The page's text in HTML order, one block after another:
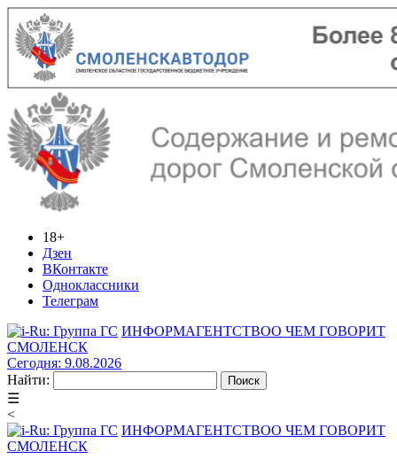
18+
Дзен
ВКонтакте
Одноклассники
Телеграм
ИНФОРМАГЕНТСТВОО ЧЕМ ГОВОРИТ
СМОЛЕНСК
Сегодня: 9.08.2026
Найти:
☰
<
ИНФОРМАГЕНТСТВОО ЧЕМ ГОВОРИТ
СМОЛЕНСК